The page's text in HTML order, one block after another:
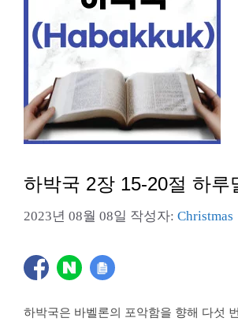
하박국 2장 15-20절 하루
2023년 08월 08일 작성자: Christmas
하박국은 바벨론의 포악함을 향해 다섯